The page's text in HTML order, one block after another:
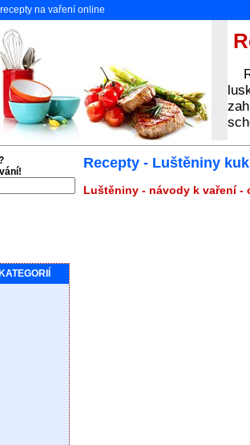
na vaření online
Recepty - Luštěniny
Luštěniny - návody k vaření -